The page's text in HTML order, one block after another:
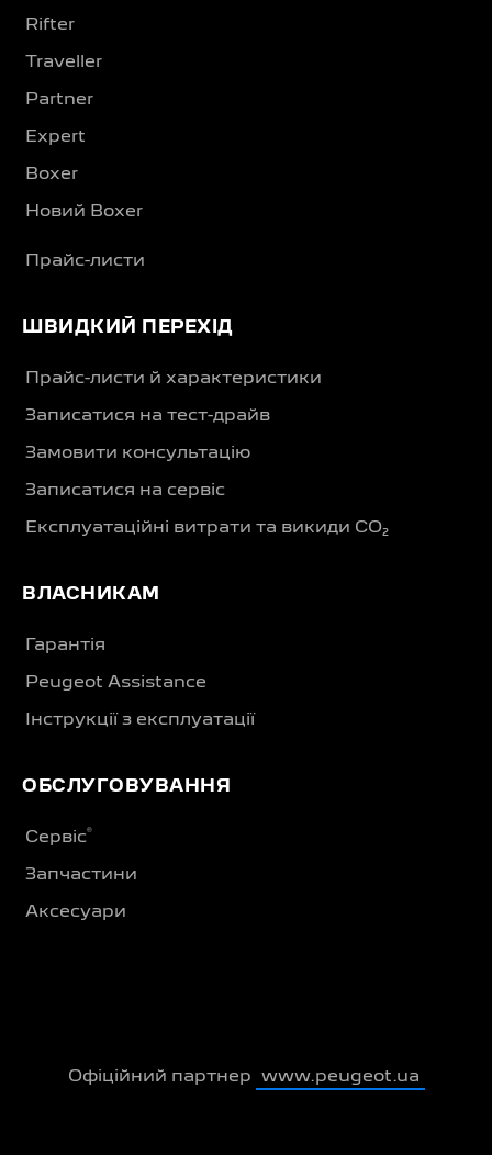
Rifter
Traveller
Partner
Expert
Boxer
Новий Boxer
Прайс-листи
ШВИДКИЙ ПЕРЕХІД
Прайс-листи й характеристики
Записатися на тест-драйв
Замовити консультацію
Записатися на сервіс
Експлуатаційні витрати та викиди CO₂
ВЛАСНИКАМ
Гарантія
Peugeot Assistance
Інструкції з експлуатації
ОБСЛУГОВУВАННЯ
Сервіс®
Запчастини
Аксесуари
Офіційний партнер www.peugeot.ua